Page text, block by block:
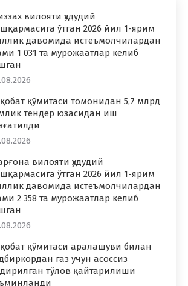
вилояти ҳудудий
ўтган 2026 йил 1-ярим
давомида истеъмолчилардан
1 031 та мурожаатлар келиб
қўмитаси томонидан 5,7 млрд
тендер юзасидан иш
вилояти ҳудудий
ўтган 2026 йил 1-ярим
давомида истеъмолчилардан
2 358 та мурожаатлар келиб
қўмитаси аралашуви билан
газ учун асоссиз
тўлов қайтарилиши